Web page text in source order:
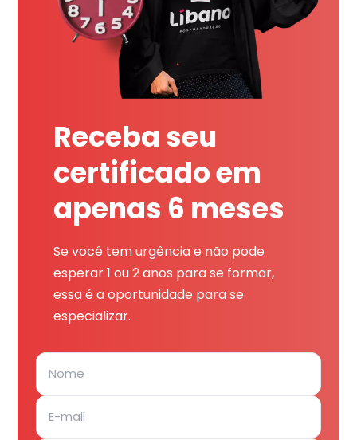
Receba seu
certificado em
apenas 6 meses
Se você tem urgência e não pode
esperar 1 ou 2 anos para se formar,
essa é a oportunidade para se
especializar.